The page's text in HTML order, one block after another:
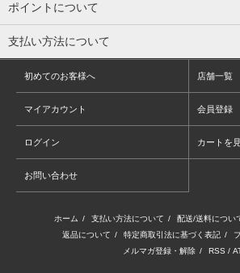
ポイントについて
支払い方法について
初めてのお客様へ 店舗一覧
マイアカウント 会員登録
ログイン カートを
お問い合わせ
ホーム / 支払い方法について / 配送/送料につい
返品について / 特定商取引法に基づく表記 /
メルマガ登録・解除 / RSS /